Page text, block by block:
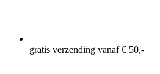
gratis verzending vanaf € 50,-